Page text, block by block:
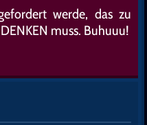
werde, das zu
muss. Buhuuu!